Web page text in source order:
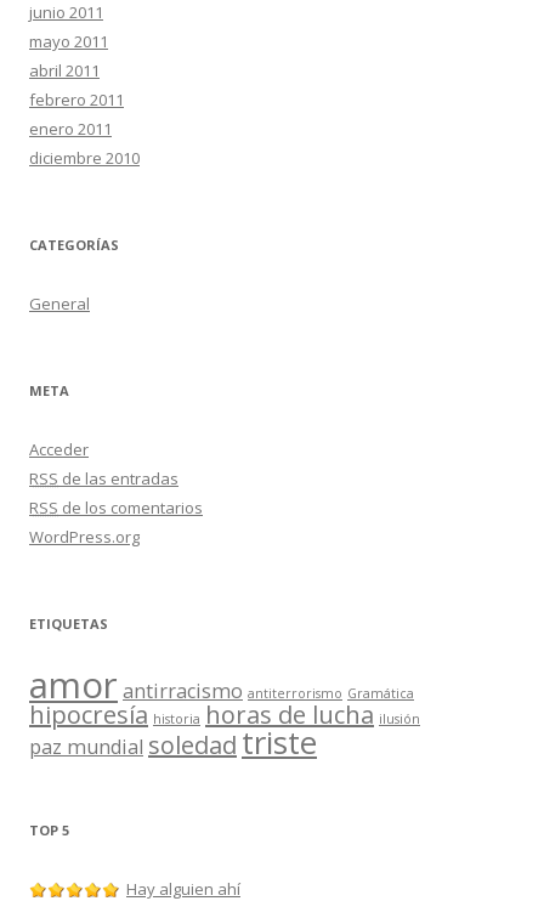
junio 2011
mayo 2011
abril 2011
febrero 2011
enero 2011
diciembre 2010
CATEGORÍAS
General
META
Acceder
RSS de las entradas
RSS de los comentarios
WordPress.org
ETIQUETAS
amor antirracismo antiterrorismo Gramática
hipocresía historia horas de lucha ilusión
paz mundial soledad triste
TOP 5
Hay alguien ahí